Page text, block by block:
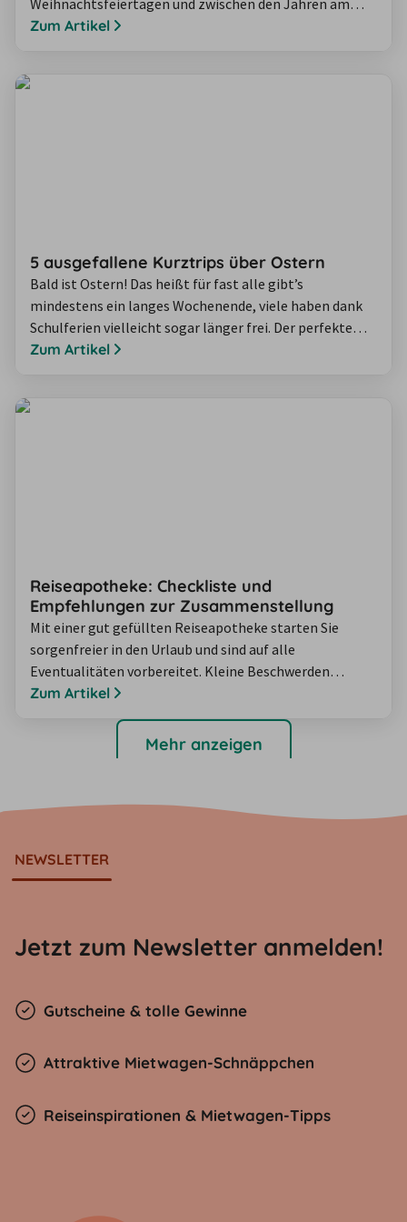
Besten von A nach B? Ein Mietwagen ist der perfekte
Zum Artikel
5 ausgefallene Kurztrips über Ostern
Bald ist Ostern! Das heißt für fast alle gibt’s
mindestens ein langes Wochenende, viele haben dank
Schulferien vielleicht sogar länger frei. Der perfekte
Zeitpunkt, mit den Liebsten das Frühlingswetter zu
Zum Artikel
Reiseapotheke: Checkliste und
Empfehlungen zur Zusammenstellung
Mit einer gut gefüllten Reiseapotheke starten Sie
sorgenfreier in den Urlaub und sind auf alle
Eventualitäten vorbereitet. Kleine Beschwerden
während der Reise behandeln Sie so einfach selbst mit
auch die Suche nach einer Apotheke und eventuelle
Verständigungsprobleme in einem fremden Land. Lesen
Zum Artikel
Mehr anzeigen
NEWSLETTER
Jetzt zum Newsletter anmelden!
Gutscheine & tolle Gewinne
Attraktive Mietwagen-Schnäppchen
Reiseinspirationen & Mietwagen-Tipps